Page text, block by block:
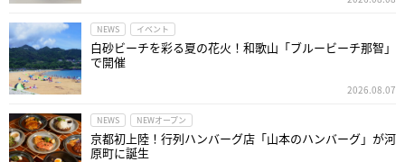
NEWS イベント
白砂ビーチを彩る夏の花火！和歌山「ブルービーチ那智」
で開催
2026.08.07
NEWS NEWオープン
京都初上陸！行列ハンバーグ店「山本のハンバーグ」が河
原町に誕生